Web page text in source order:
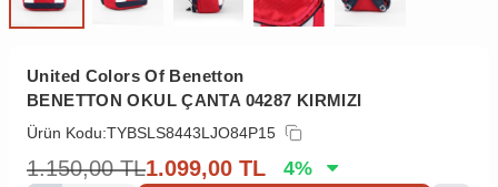
United Colors Of Benetton
BENETTON OKUL ÇANTA 04287 KIRMIZI
Ürün Kodu:TYBSLS8443LJO84P15
1.150,00 TL1.099,00 TL 4%